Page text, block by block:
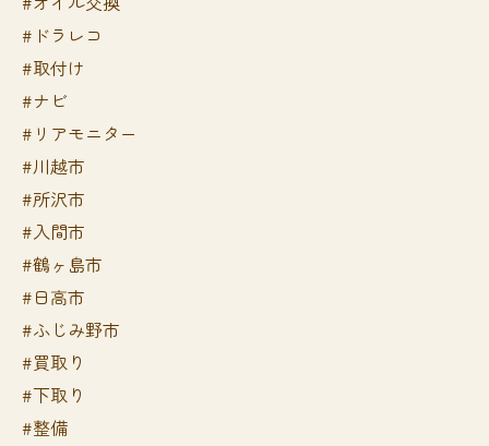
#ドラレコ
#取付け
#ナビ
#リアモニター
#川越市
#所沢市
#入間市
#鶴ヶ島市
#日高市
#ふじみ野市
#買取り
#下取り
#整備